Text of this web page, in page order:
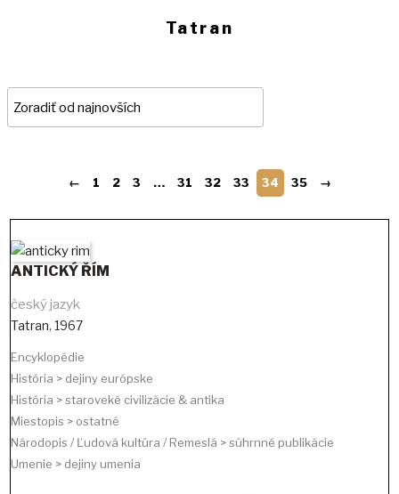
Tatran
← 1 2 3 … 31 32 33 34 35 →
ANTICKÝ ŘÍM
český jazyk
Tatran, 1967
Encyklopédie
História > dejiny európske
História > staroveké civilizácie & antika
Miestopis > ostatné
Národopis / Ľudová kultúra / Remeslá > súhrnné publikácie
Umenie > dejiny umenia